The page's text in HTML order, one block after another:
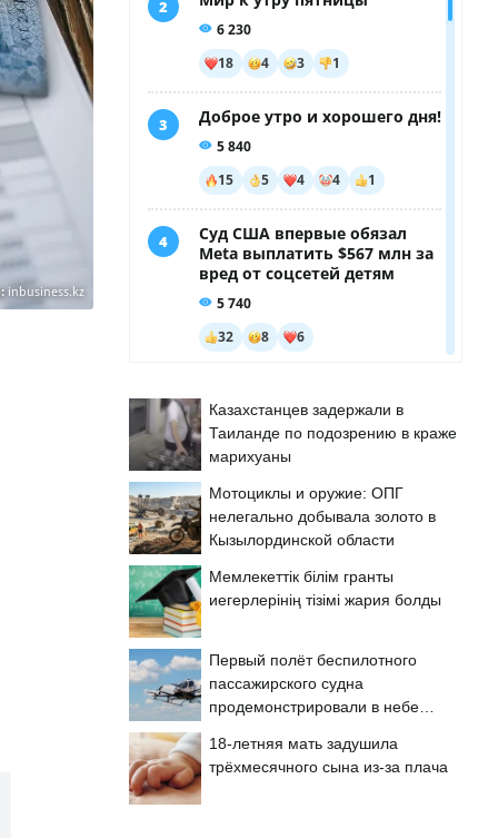
inbusiness.kz
Казахстанцев задержали в
Таиланде по подозрению в краже
марихуаны
Мотоциклы и оружие: ОПГ
нелегально добывала золото в
Кызылординской области
Мемлекеттік білім гранты
иегерлерінің тізімі жария болды
Первый полёт беспилотного
пассажирского судна
продемонстрировали в небе
18-летняя мать задушила
трёхмесячного сына из-за плача